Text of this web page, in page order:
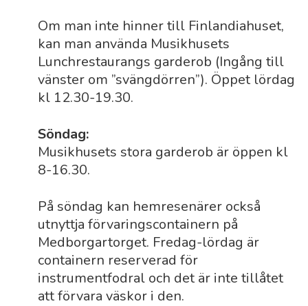
Om man inte hinner till Finlandiahuset,
kan man använda Musikhusets
Lunchrestaurangs garderob (Ingång till
vänster om ”svängdörren”). Öppet lördag
kl 12.30-19.30.
Söndag:
Musikhusets stora garderob är öppen kl
8-16.30.
På söndag kan hemresenärer också
utnyttja förvaringscontainern på
Medborgartorget. Fredag-lördag är
containern reserverad för
instrumentfodral och det är inte tillåtet
att förvara väskor i den.